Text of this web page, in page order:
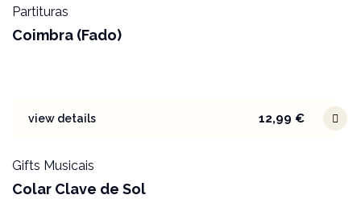
Partituras
Coimbra (Fado)
view details 12,99 €
Gifts Musicais
Colar Clave de Sol